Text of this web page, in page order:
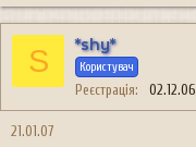
S *shy*
Користувач
Реєстрація 02.12.06
21.01.07